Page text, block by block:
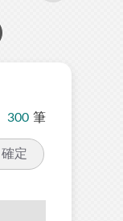
300 筆
確定